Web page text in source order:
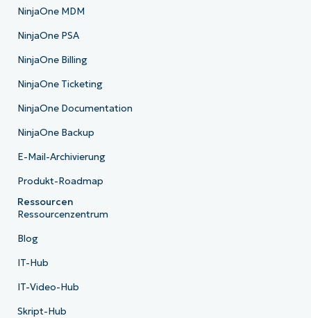
NinjaOne MDM
NinjaOne PSA
NinjaOne Billing
NinjaOne Ticketing
NinjaOne Documentation
NinjaOne Backup
E-Mail-Archivierung
Produkt-Roadmap
Ressourcen
Ressourcenzentrum
Blog
IT-Hub
IT-Video-Hub
Skript-Hub